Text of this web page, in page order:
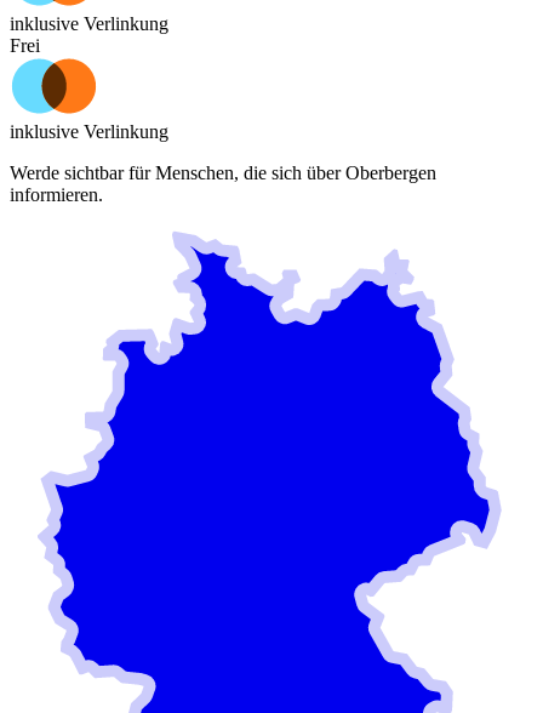
inklusive Verlinkung
Frei
inklusive Verlinkung
Werde sichtbar für Menschen, die sich überOberbergen
informieren.